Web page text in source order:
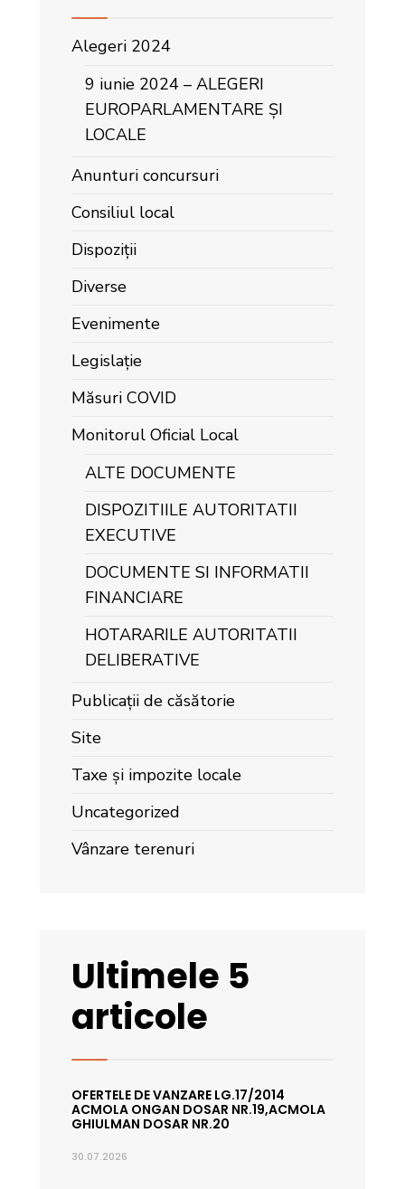
Alegeri 2024
9 iunie 2024 – ALEGERI
EUROPARLAMENTARE ȘI
LOCALE
Anunturi concursuri
Consiliul local
Dispoziții
Diverse
Evenimente
Legislație
Măsuri COVID
Monitorul Oficial Local
ALTE DOCUMENTE
DISPOZITIILE AUTORITATII
EXECUTIVE
DOCUMENTE SI INFORMATII
FINANCIARE
HOTARARILE AUTORITATII
DELIBERATIVE
Publicații de căsătorie
Site
Taxe și impozite locale
Uncategorized
Vânzare terenuri
Ultimele 5
articole
OFERTELE DE VANZARE LG.17/2014
ACMOLA ONGAN DOSAR NR.19,ACMOLA
GHIULMAN DOSAR NR.20
30.07.2026